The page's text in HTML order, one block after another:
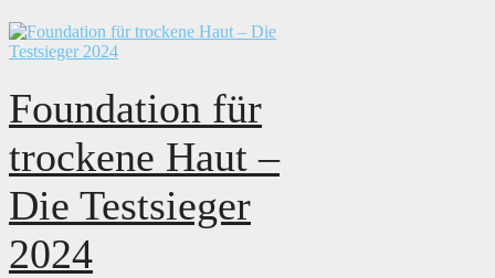
Foundation für
trockene Haut –
Die Testsieger
2024